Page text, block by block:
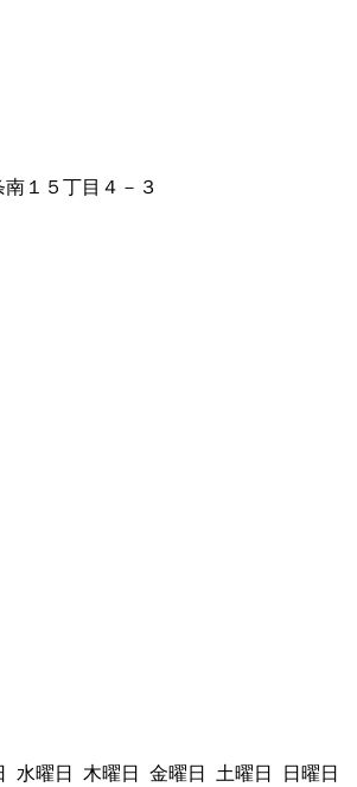
１５丁目４－３
水曜日 木曜日 金曜日 土曜日
日曜日